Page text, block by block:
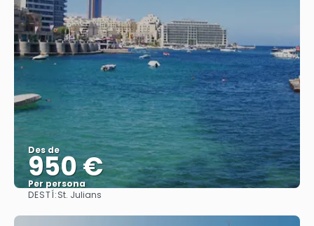
Des de
950 €
Per persona
DESTÍ:St. Julians